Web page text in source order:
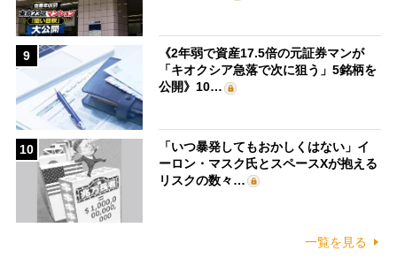
9
《2年弱で資産17.5倍の元証券マンが
「キオクシア急落で次に狙う」5銘柄を
公開》10…
10
「いつ暴発してもおかしくはない」イ
ーロン・マスク氏とスペースXが抱える
リスクの数々…
一覧を見る